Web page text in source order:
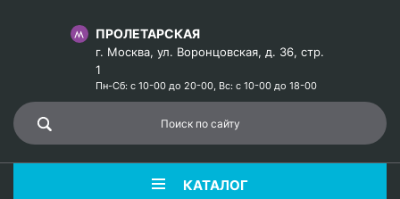
ПРОЛЕТАРСКАЯ
г. Москва, ул. Воронцовская, д. 36, стр.
1
Пн-Сб: с 10-00 до 20-00, Вс: с 10-00 до 18-00
КАТАЛОГ